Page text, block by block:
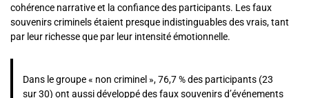
cohérence narrative et la confiance des participants. Les faux
souvenirs criminels étaient presque indistinguables des vrais, tant
par leur richesse que par leur intensité émotionnelle.
Dans le groupe « non criminel », 76,7 % des participants (23
sur 30) ont aussi développé des faux souvenirs d’événements